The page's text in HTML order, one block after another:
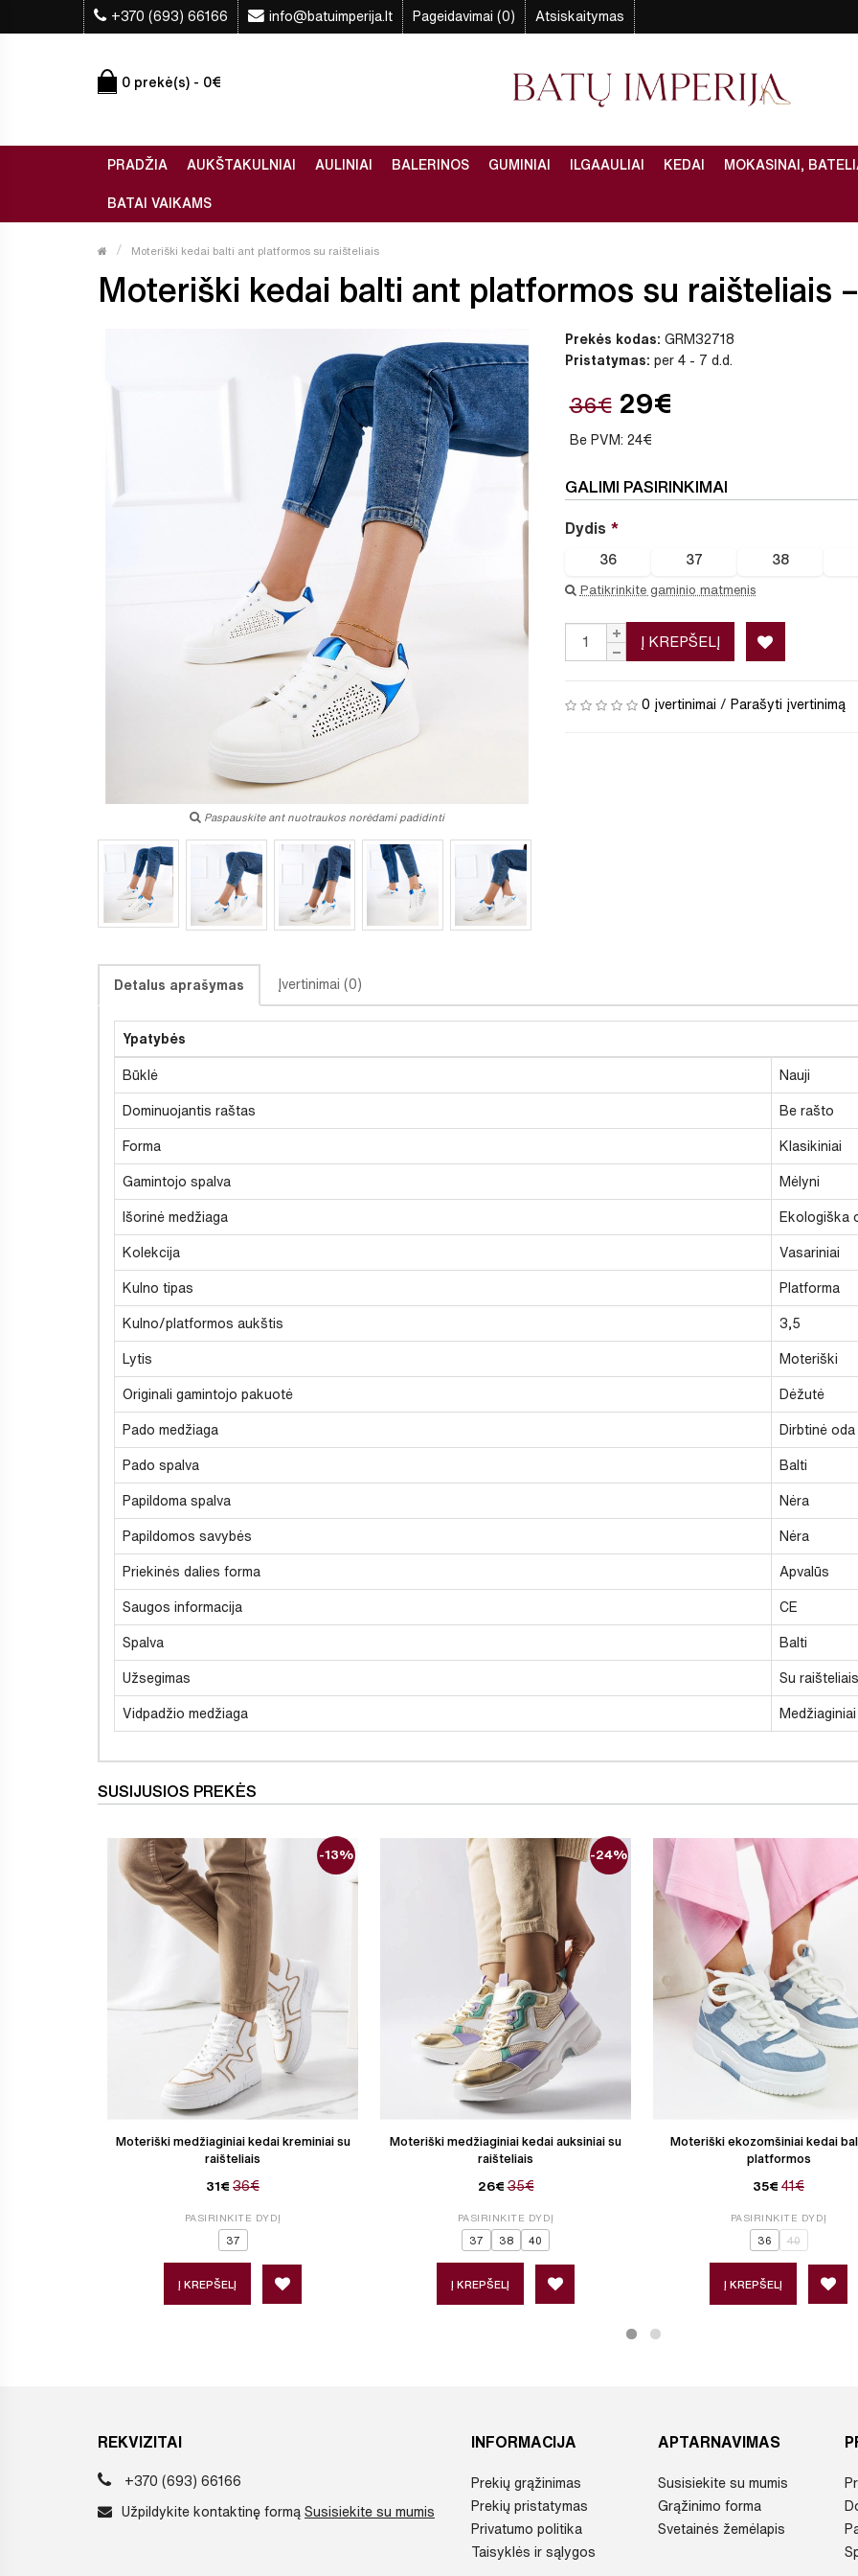
+370 (693) 66166 info@batuimperija.lt Pageidavimai (0) Atsiskaitymas
0 prekė(s) - 0€
PRADŽIA AUKŠTAKULNIAI AULINIAI BALERINOS GUMINIAI ILGAAULIAI KEDAI MOKASINAI,
BATAI VAIKAMS
Moteriški kedai balti ant platformos su raišteliais
Moteriški kedai balti ant platformos su raišteliais
Paspauskite ant nuotraukos norėdami padidinti
Prekės kodas: GRM32718
Pristatymas: per 4 - 7 d.d.
36€ 29€
Be PVM: 24€
GALIMI PASIRINKIMAI
Dydis
36 37 38
Patikrinkite gaminio matmenis
Į KREPŠELĮ
0 įvertinimai / Parašyti įvertinimą
Detalus aprašymas Įvertinimai (0)
Ypatybės
Būklė Nauji
Dominuojantis raštas Be rašto
Forma Klasikiniai
Gamintojo spalva Mėlyni
Išorinė medžiaga Ekologiška
Kolekcija Vasariniai
Kulno tipas Platforma
Kulno/platformos aukštis 3,5
Lytis Moteriški
Originali gamintojo pakuotė Dėžutė
Pado medžiaga Dirbtinė oda
Pado spalva Balti
Papildoma spalva Nėra
Papildomos savybės Nėra
Priekinės dalies forma Apvalūs
Saugos informacija CE
Spalva Balti
Užsegimas Su raišteliais
Vidpadžio medžiaga Medžiaginiai
SUSIJUSIOS PREKĖS
Moteriški medžiaginiai kedai kreminiai su
raišteliais
31€ 36€
-13%
PASIRINKITE DYDĮ
37
Į KREPŠELĮ
Moteriški medžiaginiai kedai auksiniai su
raišteliais
26€ 35€
-24%
PASIRINKITE DYDĮ
37 38 40
Į KREPŠELĮ
Moteriški ekozomšiniai kedai
platformos
35€ 41€
PASIRINKITE DYDĮ
36 40
Į KREPŠELĮ
REKVIZITAI
+370 (693) 66166
Užpildykite kontaktinę formą Susisiekite su mumis
INFORMACIJA
Prekių grąžinimas
Prekių pristatymas
Privatumo politika
Taisyklės ir sąlygos
APTARNAVIMAS
Susisiekite su mumis
Grąžinimo forma
Svetainės žemėlapis